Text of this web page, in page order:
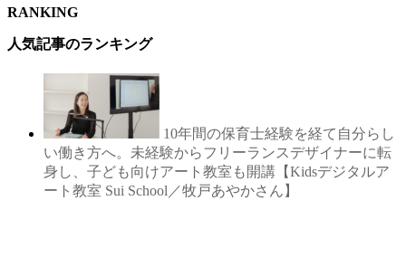
RANKING
人気記事のランキング
10年間の保育士経験を経て自分らし
い働き方へ。未経験からフリーランスデザイナーに転
身し、子ども向けアート教室も開講【Kidsデジタルア
ート教室 Sui School／牧戸あやかさん】